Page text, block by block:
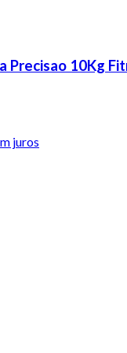
Precisao 10Kg
juros